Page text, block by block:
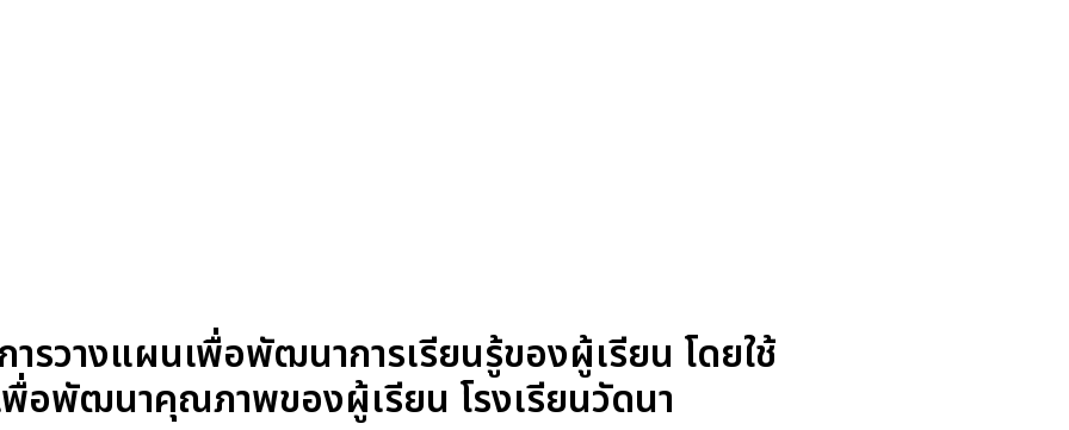
ารวางแผนเพื่อพัฒนาการเรียนรู้ของผู้เรียน โดยใช้
อพัฒนาคุณภาพของผู้เรียน โรงเรียนวัดนา